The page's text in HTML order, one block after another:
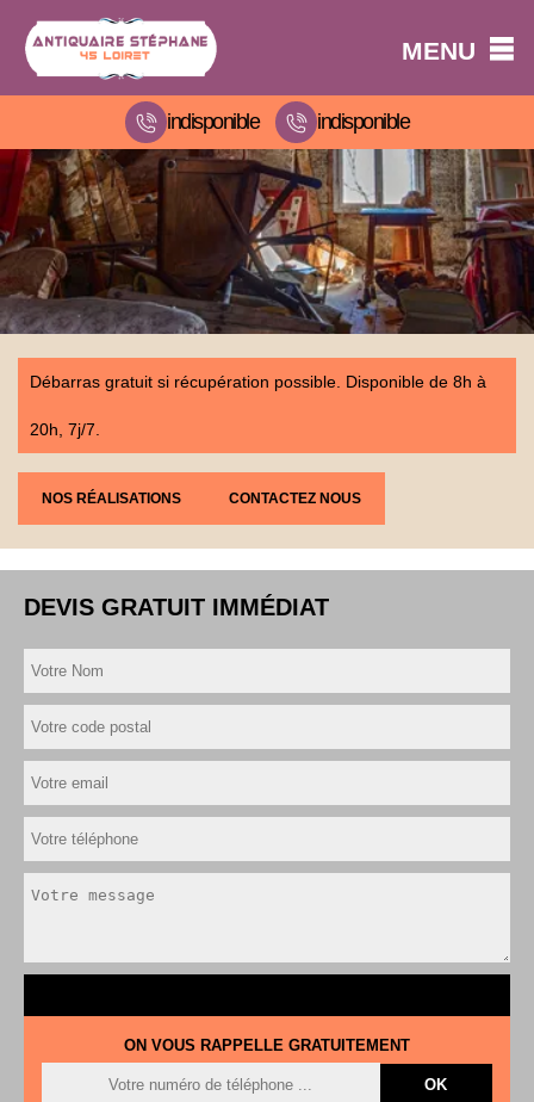
MENU
indisponible indisponible
Débarras gratuit si récupération possible. Disponible de 8h à
20h, 7j/7.
NOS RÉALISATIONS CONTACTEZ NOUS
DEVIS GRATUIT IMMÉDIAT
ON VOUS RAPPELLE GRATUITEMENT